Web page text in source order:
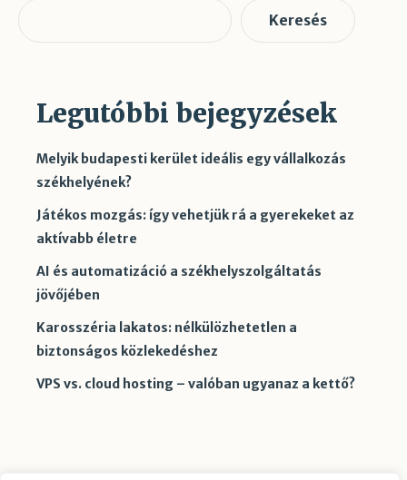
Keresés
Legutóbbi bejegyzések
Melyik budapesti kerület ideális egy vállalkozás
székhelyének?
Játékos mozgás: így vehetjük rá a gyerekeket az
aktívabb életre
AI és automatizáció a székhelyszolgáltatás
jövőjében
Karosszéria lakatos: nélkülözhetetlen a
biztonságos közlekedéshez
VPS vs. cloud hosting – valóban ugyanaz a kettő?